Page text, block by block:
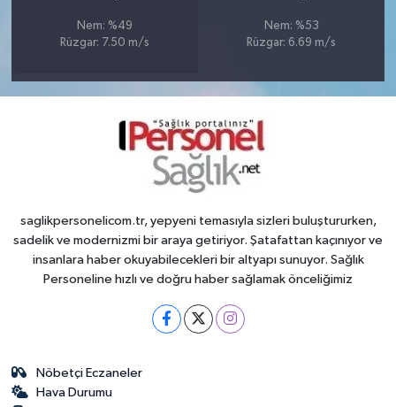
Nem: %49
Rüzgar: 7.50 m/s
Nem: %53
Rüzgar: 6.69 m/s
saglikpersonelicom.tr, yepyeni temasıyla sizleri buluştururken,
sadelik ve modernizmi bir araya getiriyor. Şatafattan kaçınıyor ve
insanlara haber okuyabilecekleri bir altyapı sunuyor. Sağlık
Personeline hızlı ve doğru haber sağlamak önceliğimiz
Nöbetçi Eczaneler
Hava Durumu